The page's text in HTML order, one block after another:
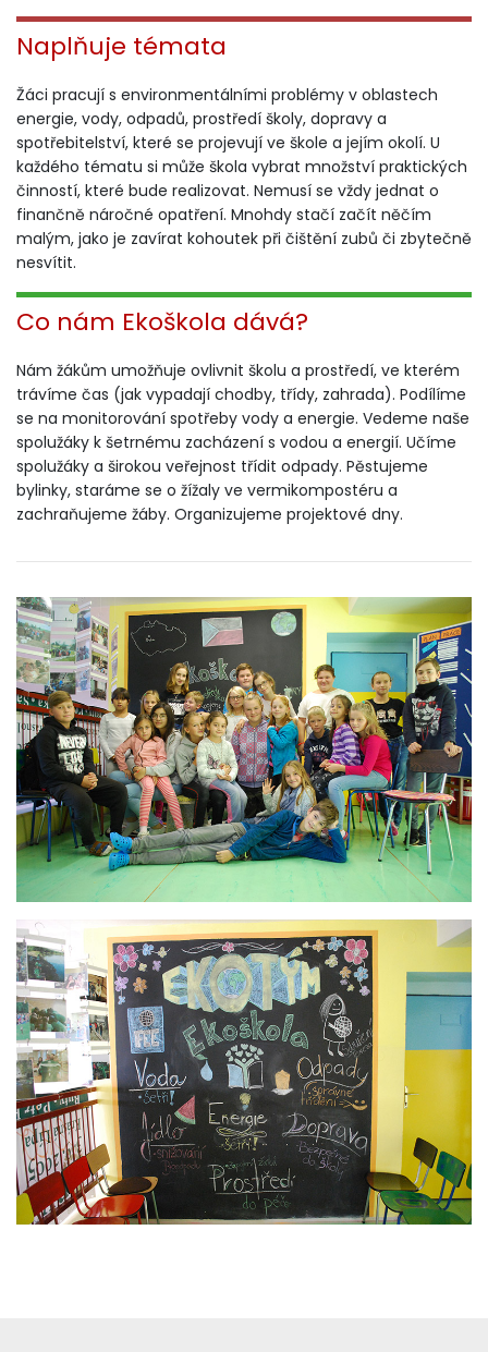
Naplňuje témata
Žáci pracují s environmentálními problémy v oblastech
energie, vody, odpadů, prostředí školy, dopravy a
spotřebitelství, které se projevují ve škole a jejím okolí. U
každého tématu si může škola vybrat množství praktických
činností, které bude realizovat. Nemusí se vždy jednat o
finančně náročné opatření. Mnohdy stačí začít něčím
malým, jako je zavírat kohoutek při čištění zubů či zbytečně
nesvítit.
Co nám Ekoškola dává?
Nám žákům umožňuje ovlivnit školu a prostředí, ve kterém
trávíme čas (jak vypadají chodby, třídy, zahrada). Podílíme
se na monitorování spotřeby vody a energie. Vedeme naše
spolužáky k šetrnému zacházení s vodou a energií. Učíme
spolužáky a širokou veřejnost třídit odpady. Pěstujeme
bylinky, staráme se o žížaly ve vermikompostéru a
zachraňujeme žáby. Organizujeme projektové dny.